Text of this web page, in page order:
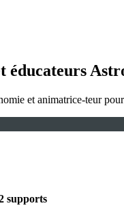
éducateurs
et animatrice-teur
supports